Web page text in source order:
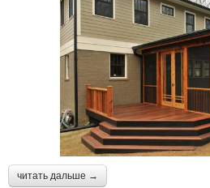
читать дальше →